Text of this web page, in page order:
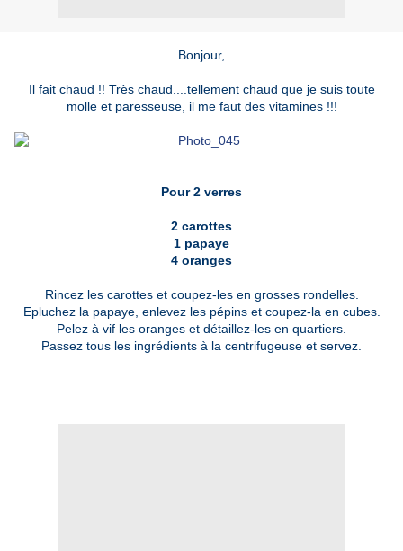
Bonjour,
Il fait chaud !! Très chaud....tellement chaud que je suis toute
molle et paresseuse, il me faut des vitamines !!!
Pour 2 verres
2 carottes
1 papaye
4 oranges
Rincez les carottes et coupez-les en grosses rondelles.
Epluchez la papaye, enlevez les pépins et coupez-la en cubes.
Pelez à vif les oranges et détaillez-les en quartiers.
Passez tous les ingrédients à la centrifugeuse et servez.